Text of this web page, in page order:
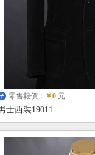
零售報價： ￥0 元
士西裝19011